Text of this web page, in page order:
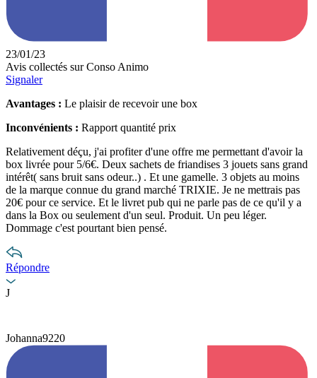
23/01/23
Avis collectés sur Conso Animo
Signaler
Avantages : Le plaisir de recevoir une box
Inconvénients : Rapport quantité prix
Relativement déçu, j'ai profiter d'une offre me permettant d'avoir la
box livrée pour 5/6€. Deux sachets de friandises 3 jouets sans grand
intérêt( sans bruit sans odeur..) . Et une gamelle. 3 objets au moins
de la marque connue du grand marché TRIXIE. Je ne mettrais pas
20€ pour ce service. Et le livret pub qui ne parle pas de ce qu'il y a
dans la Box ou seulement d'un seul. Produit. Un peu léger.
Dommage c'est pourtant bien pensé.
Répondre
J
Johanna9220